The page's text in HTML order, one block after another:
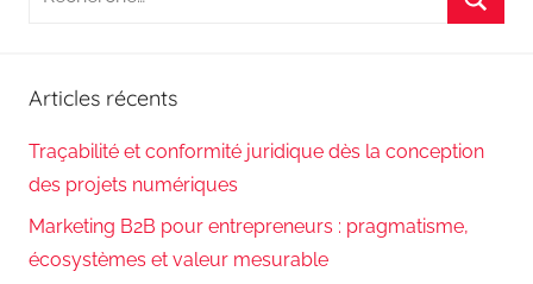
Articles récents
Traçabilité et conformité juridique dès la conception
des projets numériques
Marketing B2B pour entrepreneurs : pragmatisme,
écosystèmes et valeur mesurable